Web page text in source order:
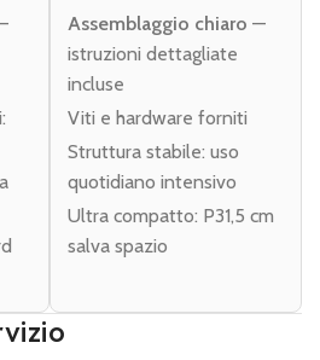
Assemblaggio chiaro —
istruzioni dettagliate
incluse
Viti e hardware forniti
Struttura stabile: uso
quotidiano intensivo
Ultra compatto: P31,5 cm
salva spazio